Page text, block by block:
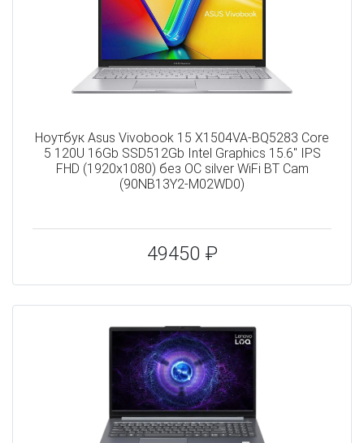
Ноутбук Asus Vivobook 15 X1504VA-BQ5283 Core
5 120U 16Gb SSD512Gb Intel Graphics 15.6" IPS
FHD (1920x1080) без ОС silver WiFi BT Cam
(90NB13Y2-M02WD0)
49450 ₽